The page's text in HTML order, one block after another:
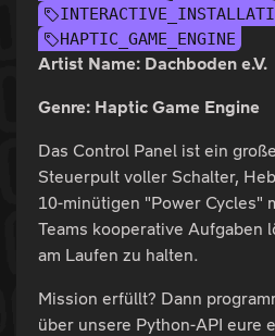
HAPTIC_GAME_ENGINE
Artist Name: Dachboden e.V.
Genre: Haptic Game Engine
Das Control Panel ist ein
Steuerpult voller Schalter,
10-minütigen "Power Cycles"
Teams kooperative Aufgaben
am Laufen zu halten.
Mission erfüllt? Dann
über unsere Python-API eure